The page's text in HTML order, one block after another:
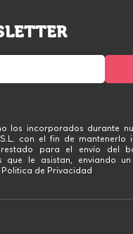
los incorporados durante
con el fin de mantenerlo
para el envío del
que le asistan, enviando
de Privacidad